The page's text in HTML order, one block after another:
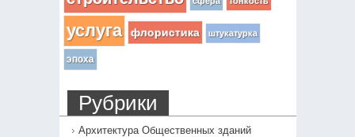
услуга флористика штукатурка
эпоха
Рубрики
Архитектура Общественных зданий